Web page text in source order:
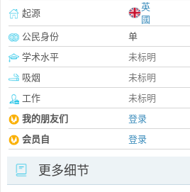
起源
英
國
公民身份
单
学术水平
未标明
吸烟
未标明
工作
未标明
我的朋友们
登录
会员自
登录
更多细节